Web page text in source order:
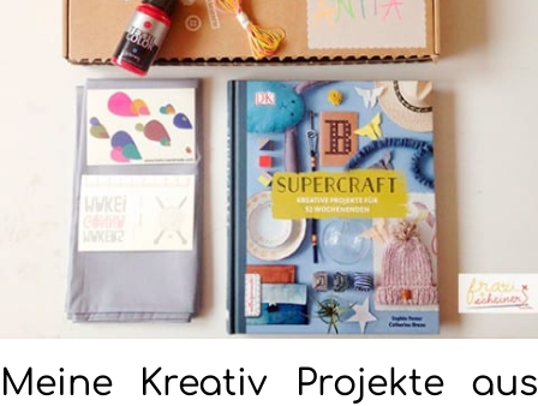
Meine Kreativ Projekte aus